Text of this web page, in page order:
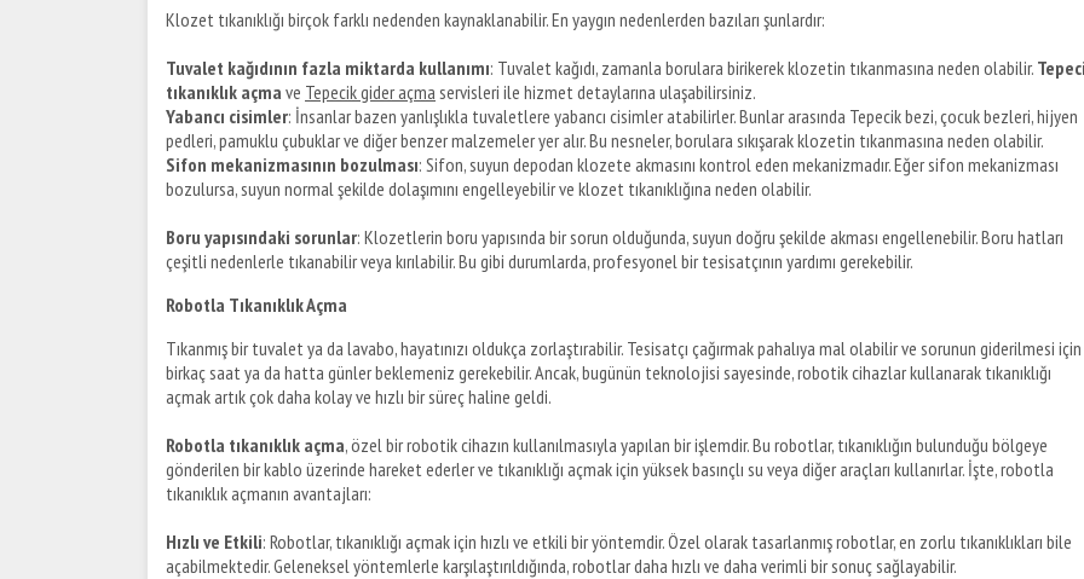
Klozet tıkanıklığı birçok farklı nedenden kaynaklanabilir. En yaygın nedenlerden bazıları şunlardır:
Tuvalet kağıdının fazla miktarda kullanımı: Tuvalet kağıdı, zamanla borulara birikerek klozetin tıkanmasına neden olabilir.
tıkanıklık açma ve Tepecik gider açma servisleri ile hizmet detaylarına ulaşabilirsiniz.
Yabancı cisimler: İnsanlar bazen yanlışlıkla tuvaletlere yabancı cisimler atabilirler. Bunlar arasında Tepecik bezi, çocuk bezleri, hijyen
pedleri, pamuklu çubuklar ve diğer benzer malzemeler yer alır. Bu nesneler, borulara sıkışarak klozetin tıkanmasına neden olabilir.
Sifon mekanizmasının bozulması: Sifon, suyun depodan klozete akmasını kontrol eden mekanizmadır. Eğer sifon mekanizması
bozulursa, suyun normal şekilde dolaşımını engelleyebilir ve klozet tıkanıklığına neden olabilir.
Boru yapısındaki sorunlar: Klozetlerin boru yapısında bir sorun olduğunda, suyun doğru şekilde akması engellenebilir. Boru hatları
çeşitli nedenlerle tıkanabilir veya kırılabilir. Bu gibi durumlarda, profesyonel bir tesisatçının yardımı gerekebilir.
Robotla Tıkanıklık Açma
Tıkanmış bir tuvalet ya da lavabo, hayatınızı oldukça zorlaştırabilir. Tesisatçı çağırmak pahalıya mal olabilir ve sorunun giderilmesi için
birkaç saat ya da hatta günler beklemeniz gerekebilir. Ancak, bugünün teknolojisi sayesinde, robotik cihazlar kullanarak tıkanıklığı
açmak artık çok daha kolay ve hızlı bir süreç haline geldi.
Robotla tıkanıklık açma, özel bir robotik cihazın kullanılmasıyla yapılan bir işlemdir. Bu robotlar, tıkanıklığın bulunduğu bölgeye
gönderilen bir kablo üzerinde hareket ederler ve tıkanıklığı açmak için yüksek basınçlı su veya diğer araçları kullanırlar. İşte, robotla
tıkanıklık açmanın avantajları:
Hızlı ve Etkili: Robotlar, tıkanıklığı açmak için hızlı ve etkili bir yöntemdir. Özel olarak tasarlanmış robotlar, en zorlu tıkanıklıkları bile
açabilmektedir. Geleneksel yöntemlerle karşılaştırıldığında, robotlar daha hızlı ve daha verimli bir sonuç sağlayabilir.